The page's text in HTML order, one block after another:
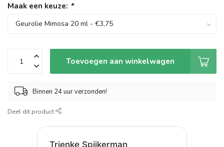
Maak een keuze: *
Toevoegen aan winkelwagen
Binnen 24 uur verzonden!
Deel dit product